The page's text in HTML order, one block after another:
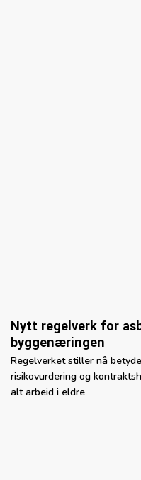
Nytt regelverk for
byggenæringen
Regelverket stiller nå
risikovurdering og
alt arbeid i eldre